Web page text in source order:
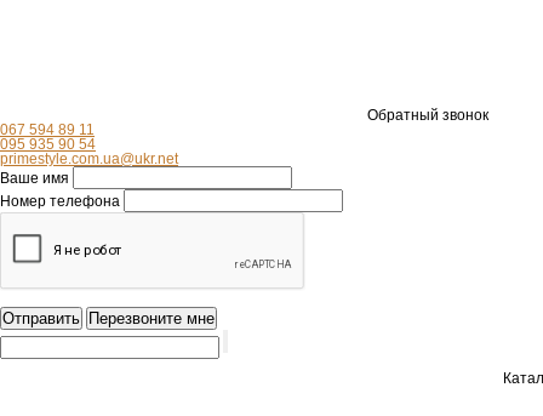
Обратный звонок
067 594 89 11
095 935 90 54
primestyle.com.ua@ukr.net
Ваше имя
Номер телефона